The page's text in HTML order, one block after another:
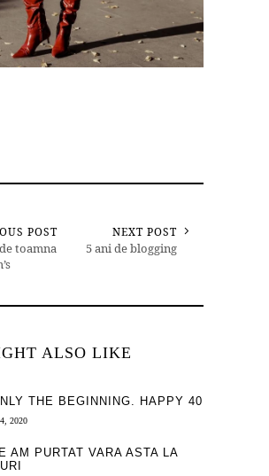
POST
toamna
NEXT POST
5 ani de blogging
ALSO LIKE
THE BEGINNING. HAPPY 40
2020
AM PURTAT VARA ASTA LA